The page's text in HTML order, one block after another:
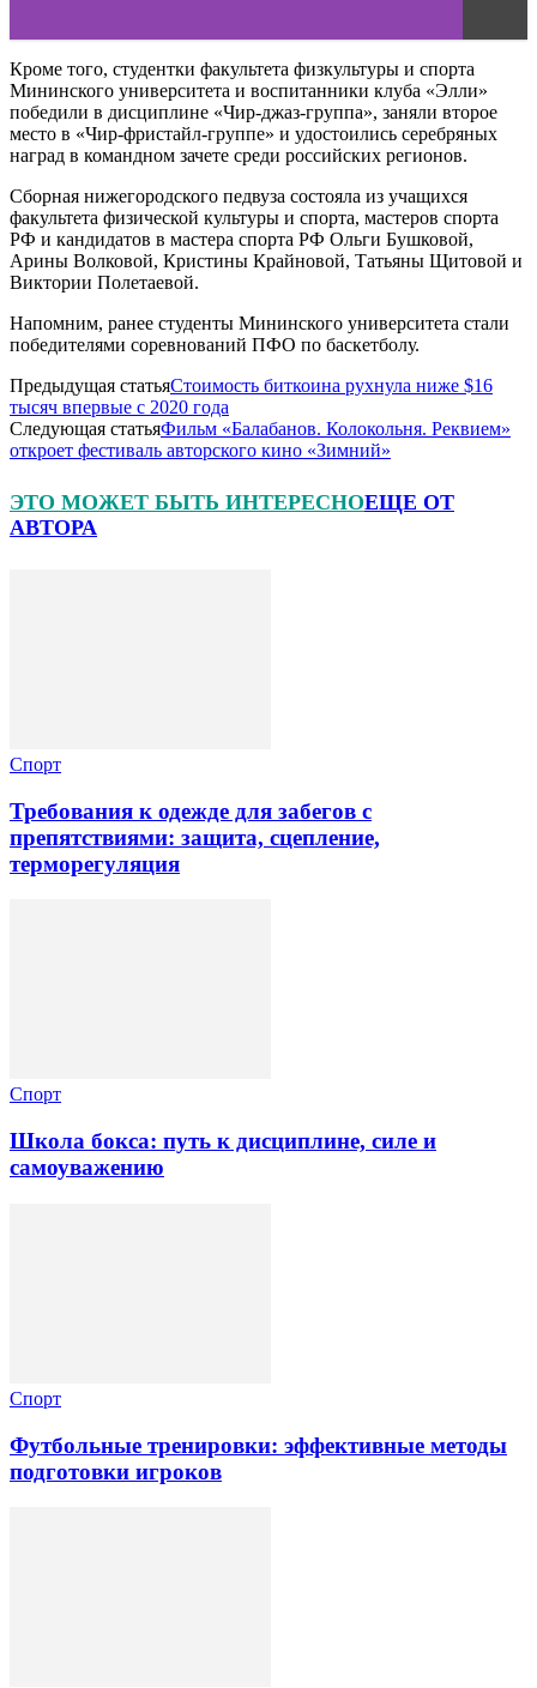
Кроме того, студентки факультета физкультуры и спорта
Мининского университета и воспитанники клуба «Элли»
победили в дисциплине «Чир-джаз-группа», заняли второе
место в «Чир-фристайл-группе» и удостоились серебряных
наград в командном зачете среди российских регионов.
Сборная нижегородского педвуза состояла из учащихся
факультета физической культуры и спорта, мастеров спорта
РФ и кандидатов в мастера спорта РФ Ольги Бушковой,
Арины Волковой, Кристины Крайновой, Татьяны Щитовой и
Виктории Полетаевой.
Напомним, ранее студенты Мининского университета стали
победителями соревнований ПФО по баскетболу.
Предыдущая статьяСтоимость биткоина рухнула ниже $16
тысяч впервые с 2020 года
Следующая статьяФильм «Балабанов. Колокольня. Реквием»
откроет фестиваль авторского кино «Зимний»
ЭТО МОЖЕТ БЫТЬ ИНТЕРЕСНОЕЩЕ ОТ
АВТОРА
Спорт
Требования к одежде для забегов с
препятствиями: защита, сцепление,
терморегуляция
Спорт
Школа бокса: путь к дисциплине, силе и
самоуважению
Спорт
Футбольные тренировки: эффективные методы
подготовки игроков